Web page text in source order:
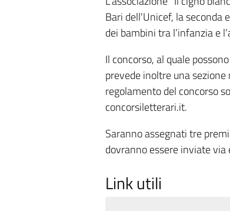
Bari dell'Unicef, la seconda
dei bambini tra l’infanzia e
Il concorso, al quale
prevede inoltre una
regolamento del concorso
concorsiletterari.it.
Saranno assegnati tre
dovranno essere inviate via
Link utili